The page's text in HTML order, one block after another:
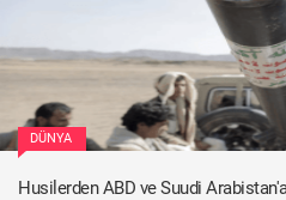
DÜNYA
Husilerden ABD ve Suudi